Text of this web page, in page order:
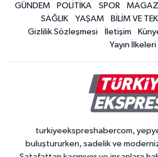
GÜNDEM POLİTİKA SPOR
SAĞLIK
YAŞAM BİLİM VE
Gizlilik Sözleşmesi
İletişim
Yayın İlkeleri
turkiyeekspreshabercom,
buluştururken, sadelik ve